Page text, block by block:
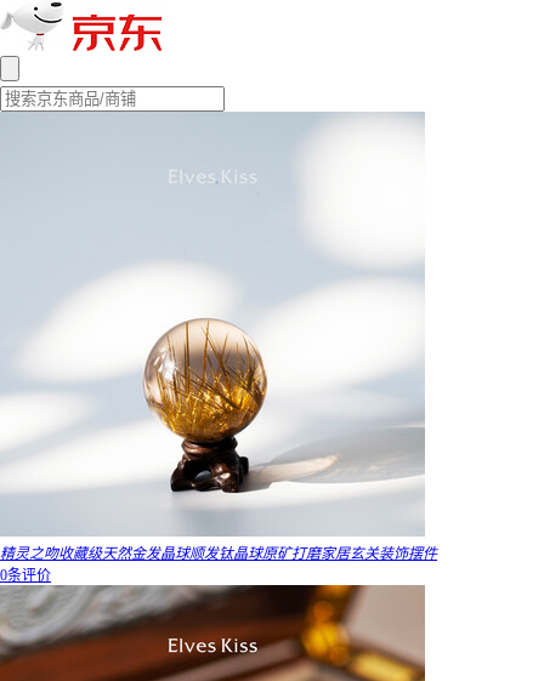
精灵之吻收藏级天然金发晶球顺发钛晶球原矿打磨家居玄关装饰摆件
0条评价